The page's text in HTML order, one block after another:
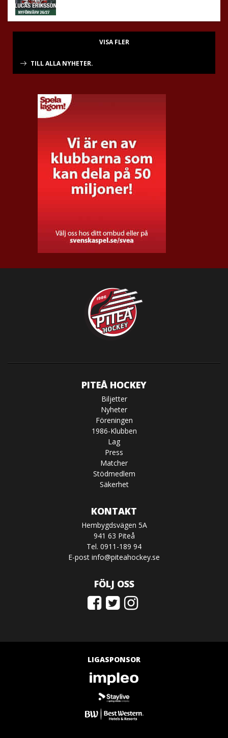
VISA FLER
TILL ALLA NYHETER.
PITEÅ HOCKEY
Biljetter
Nyheter
Föreningen
1986-Klubben
Lag
Press
Matcher
Stödmedlem
Säkerhet
KONTAKT
Hembygdsvägen 5A
941 63 Piteå
Tel. 0911-189 94
E-post info@piteahockey.se
FÖLJ OSS
LIGASPONSOR